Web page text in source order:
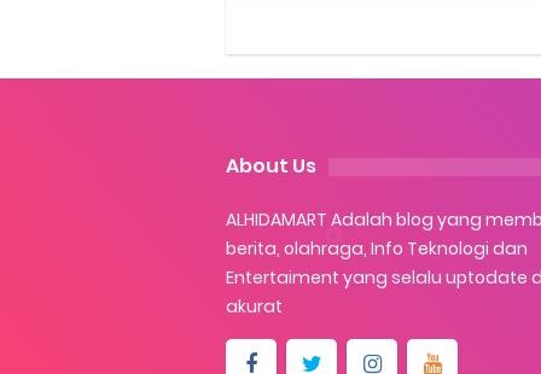
About Us
ALHIDAMART Adalah blog yang
berita, olahraga, Info Teknologi dan
Entertaiment yang selalu uptodate
akurat